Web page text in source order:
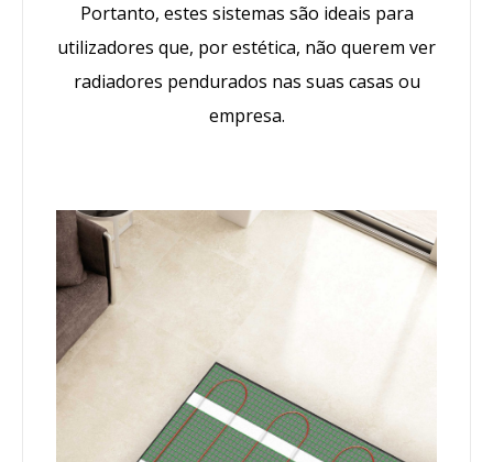
Portanto, estes sistemas são ideais para
utilizadores que, por estética, não querem ver
radiadores pendurados nas suas casas ou
empresa.